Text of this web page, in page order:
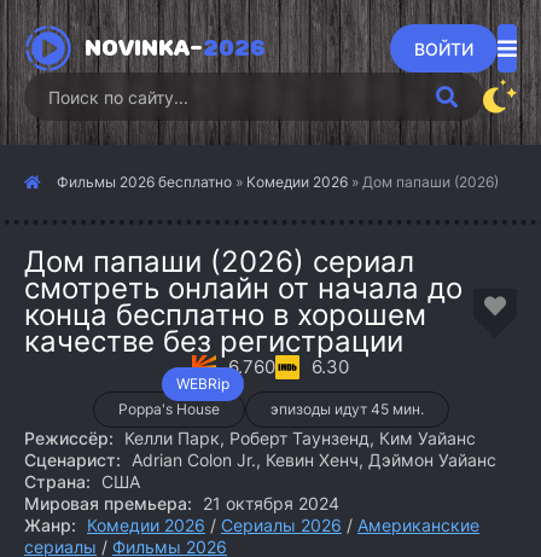
NOVINKA-2026 ВОЙТИ
Фильмы 2026 бесплатно » Комедии 2026 » Дом папаши (2026)
Дом папаши (2026) сериал
смотреть онлайн от начала до
конца бесплатно в хорошем
качестве без регистрации
WEBRip
6.760 6.30
Poppa's House эпизоды идут 45 мин.
Режиссёр:
Келли Парк, Роберт Таунзенд, Ким Уайанс
Сценарист:
Adrian Colon Jr., Кевин Хенч, Дэймон Уайанс
Страна:
США
Мировая премьера:
21 октября 2024
Жанр:
Комедии 2026 / Сериалы 2026 / Американские
сериалы / Фильмы 2026